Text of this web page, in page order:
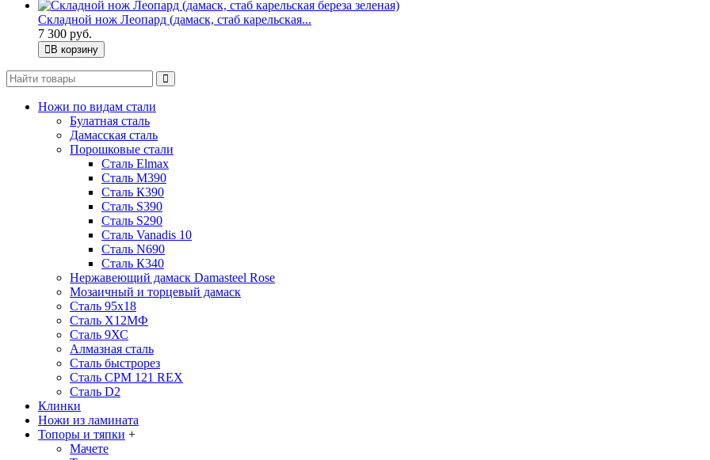
Складной нож Леопард (дамаск, стаб карельская...
7 300 руб.
В корзину
Ножи по видам стали
Булатная сталь
Дамасская сталь
Порошковые стали
Сталь Elmax
Сталь М390
Сталь К390
Сталь S390
Сталь S290
Сталь Vanadis 10
Сталь N690
Сталь К340
Нержавеющий дамаск Damasteel Rose
Мозаичный и торцевый дамаск
Сталь 95х18
Сталь Х12МФ
Сталь 9ХС
Алмазная сталь
Сталь быстрорез
Сталь CPM 121 REX
Сталь D2
Клинки
Ножи из ламината
Топоры и тяпки +
Мачете